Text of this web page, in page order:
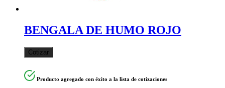
BENGALA DE HUMO ROJO
Cotizar
Producto agregado con éxito a la lista de cotizaciones